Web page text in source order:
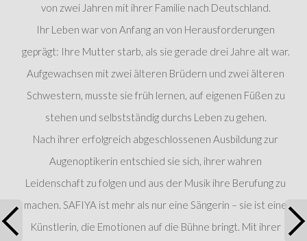
von zwei Jahren mit ihrer Familie nach Deutschland.
Ihr Leben war von Anfang an von Herausforderungen
geprägt: Ihre Mutter starb, als sie gerade drei Jahre alt war.
Aufgewachsen mit zwei älteren Brüdern und zwei älteren
Schwestern, musste sie früh lernen, auf eigenen Füßen zu
stehen und selbstständig durchs Leben zu gehen.
Nach ihrer erfolgreich abgeschlossenen Ausbildung zur
Augenoptikerin entschied sie sich, ihrer wahren
Leidenschaft zu folgen und aus der Musik ihre Berufung zu
machen. SAFIYA ist mehr als nur eine Sängerin – sie ist eine
Künstlerin, die Emotionen auf die Bühne bringt. Mit ihrer